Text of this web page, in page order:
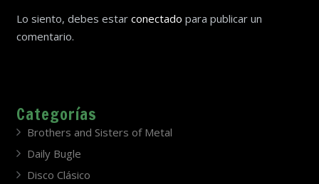
Lo siento, debes estar conectado para publicar un
comentario.
Categorías
Brothers and Sisters of Metal
Daily Bugle
Disco Clásico